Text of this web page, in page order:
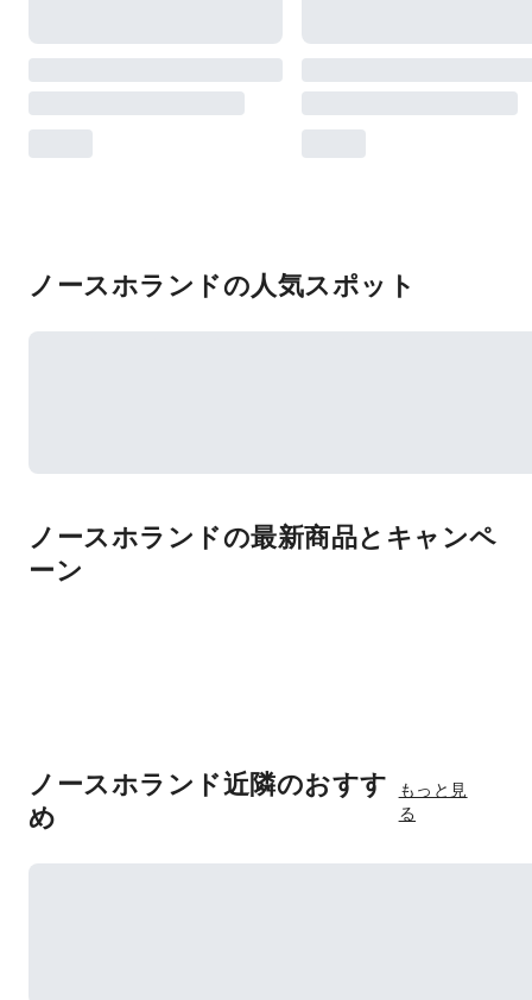
ノースホランドの人気スポット
ノースホランドの最新商品とキャンペ
ーン
ノースホランド近隣のおすす
め
もっと見
る